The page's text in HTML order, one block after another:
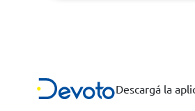
Descargá la